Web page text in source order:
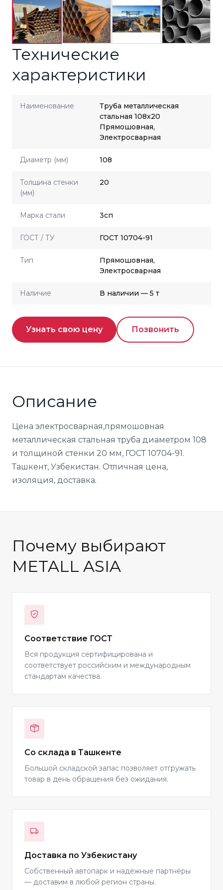
Технические
характеристики
Наименование
Труба металлическая
стальная 108x20
Прямошовная,
Электросварная
Диаметр (мм) 108
Толщина стенки
(мм)
20
Марка стали 3сп
ГОСТ / ТУ ГОСТ 10704-91
Тип
Прямошовная,
Электросварная
Наличие В наличии — 5 т
Узнать свою цену Позвонить
Описание
Цена электросварная,прямошовная
металлическая стальная труба диаметром 108
и толщиной стенки 20 мм, ГОСТ 10704-91.
Ташкент, Узбекистан. Отличная цена,
изоляция, доставка.
Почему выбирают
METALL ASIA
Соответствие ГОСТ
Вся продукция сертифицирована и
соответствует российским и международным
стандартам качества.
Со склада в Ташкенте
Большой складской запас позволяет отгружать
товар в день обращения без ожидания.
Доставка по Узбекистану
Собственный автопарк и надёжные партнёры
— доставим в любой регион страны.